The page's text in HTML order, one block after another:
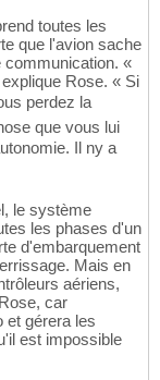
toutes les
que l'avion sache
communication. «
Rose. « Si
perdez la
que vous lui
Il ny a
le système
les phases d'un
d'embarquement
Mais en
aériens,
car
et gérera les
est impossible